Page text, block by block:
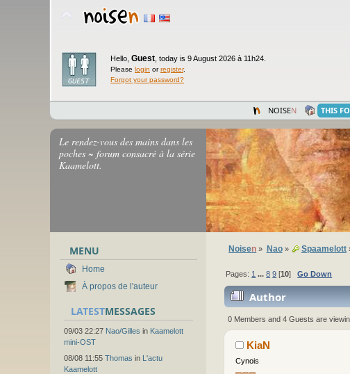
Hello, Guest today is 9 August 2026 à 11h24.
Please login orregister.
Forgot your password?
NOISEN THIS
Le rendez-vous des mains dans les
poches ~ forum consacré à la série
Kaamelott.
MENU
Home
À propos de l'auteur
LATESTMESSAGES
09/03 22:27 Nao/Gilles in Kaamelott
mini-OST
08/08 11:55 Thomas in L'actu
Kaamelott
Noisen » Nao» Spaamelott
Pages: 1 ...8 9 [10]Go Down
Author
0 Members and 4 Guests are
KiaN
Cynois